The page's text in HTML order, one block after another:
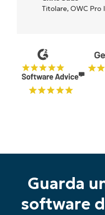
Guarda
software